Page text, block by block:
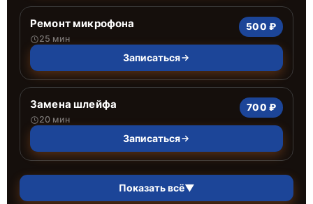
Ремонт микрофона
25 мин
500 ₽
Записаться
Замена шлейфа
20 мин
700 ₽
Записаться
Показать всё▼